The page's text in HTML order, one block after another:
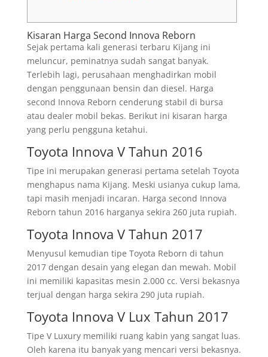
Kisaran Harga Second Innova Reborn
Sejak pertama kali generasi terbaru Kijang ini
meluncur, peminatnya sudah sangat banyak.
Terlebih lagi, perusahaan menghadirkan mobil
dengan penggunaan bensin dan diesel. Harga
second Innova Reborn cenderung stabil di bursa
atau dealer mobil bekas. Berikut ini kisaran harga
yang perlu pengguna ketahui.
Toyota Innova V Tahun 2016
Tipe ini merupakan generasi pertama setelah Toyota
menghapus nama Kijang. Meski usianya cukup lama,
tapi masih menjadi incaran. Harga second Innova
Reborn tahun 2016 harganya sekira 260 juta rupiah.
Toyota Innova V Tahun 2017
Menyusul kemudian tipe Toyota Reborn di tahun
2017 dengan desain yang elegan dan mewah. Mobil
ini memiliki kapasitas mesin 2.000 cc. Versi bekasnya
terjual dengan harga sekira 290 juta rupiah.
Toyota Innova V Lux Tahun 2017
Tipe V Luxury memiliki ruang kabin yang sangat luas.
Oleh karena itu banyak yang mencari versi bekasnya.